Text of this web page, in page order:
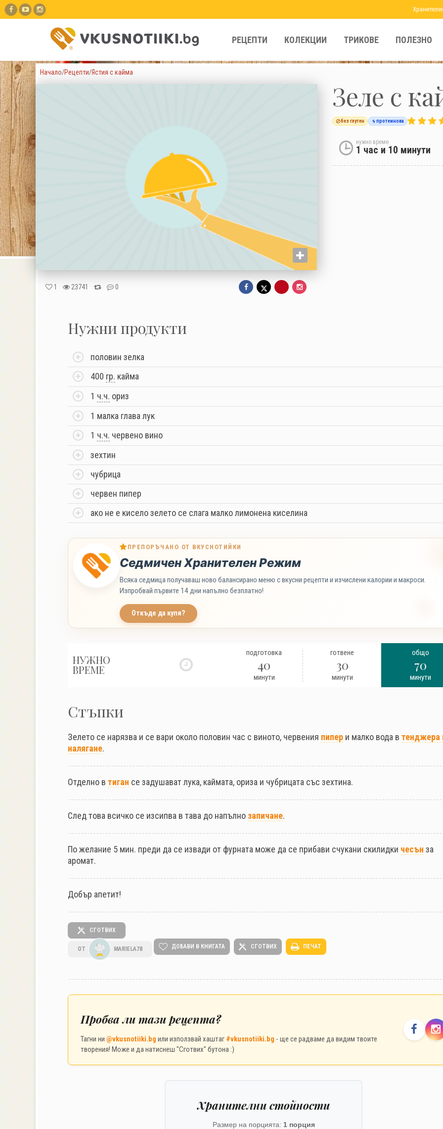
РЕЦЕПТИ КОЛЕКЦИИ ТРИКОВЕ ПОЛЕЗНО
Начало/Рецепти/Ястия с кайма
1 23741 0
Зеле с
без глутен протеинова
нужно време
1 час и 10 минути
Нужни продукти
половин зелка
400 гр. кайма
1 ч.ч. ориз
1 малка глава лук
1 ч.ч. червено вино
зехтин
чубрица
червен пипер
ако не е кисело зелето се слага малко лимонена киселина
ПРЕПОРЪЧАНО ОТ ВКУСНОТИЙКИ
Седмичен Хранителен Режим
Всяка седмица получаваш ново балансирано меню с вкусни рецепти и изчислени калории и макроси.
Изпробвай първите 14 дни напълно безплатно!
Откъде да купя?
НУЖНО
ВРЕМЕ
подготовка
40
минути
готвене
30
минути
общо
70
минути
Стъпки
Зелето се нарязва и се вари около половин час с виното, червения пипер и малко вода в тенджера
налягане.
Отделно в тиган се задушават лука, каймата, ориза и чубрицата със зехтина.
След това всичко се изсипва в тава до напълно запичане.
По желание 5 мин. преди да се извади от фурната може да се прибави счукани скилидки чесън за
аромат.
Добър апетит!
СГОТВИХ
ОТ MARIELA78 ДОБАВИ В КНИГАТА СГОТВИХ ПЕЧАТ
Пробва ли тази рецепта?
Тагни ни @vkusnotiiki.bg или използвай хаштаг #vkusnotiiki.bg - ще се радваме да видим твоите
творения! Може и да натиснеш "Сготвих" бутона :)
Хранителни стойности
Размер на порцията: 1 порция